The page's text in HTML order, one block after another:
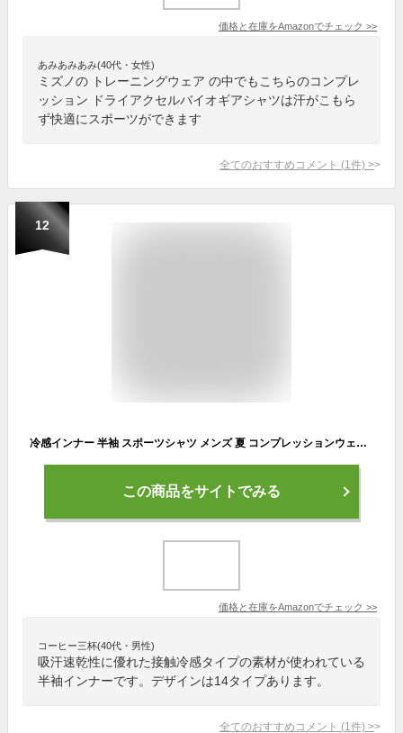
価格と在庫をAmazonでチェック >>
あみあみあみ(40代・女性)
ミズノの トレーニングウェア の中でもこちらのコンプレ
ッション ドライアクセルバイオギアシャツは汗がこもら
ず快適にスポーツができます
全てのおすすめコメント (1 件) >
12
冷感インナー 半袖 スポーツシャツ メンズ 夏 コンプレッションウェア 速乾 トレーニング 夏用 トップス アンダー 吸汗 ランニングウェア 登山 作業着
この商品をサイトでみる
価格と在庫をAmazonでチェック >>
コーヒー三杯(40代・男性)
吸汗速乾性に優れた接触冷感タイプの素材が使われている
半袖インナーです。デザインは14タイプあります。
全てのおすすめコメント (1 件) >